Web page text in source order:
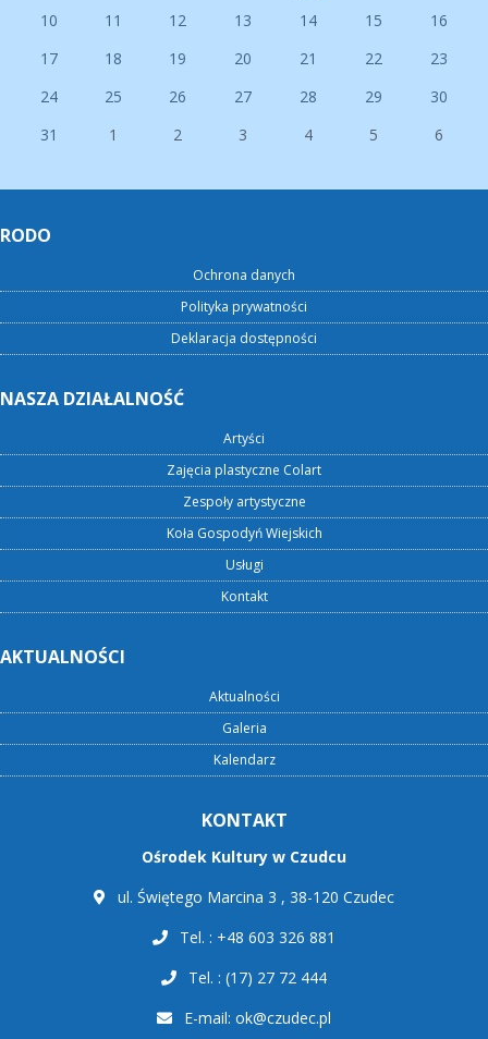
10
11 12 13 14 15
16
17
18 19 20 21 22
23
24
25 26 27 28 29
30
31
1 2 3 4 5 6
RODO
Ochrona danych
Polityka prywatności
Deklaracja dostępności
NASZA DZIAŁALNOŚĆ
Artyści
Zajęcia plastyczne Colart
Zespoły artystyczne
Koła Gospodyń Wiejskich
Usługi
Kontakt
AKTUALNOŚCI
Aktualności
Galeria
Kalendarz
KONTAKT
Ośrodek Kultury w Czudcu
ul. Świętego Marcina 3 , 38-120 Czudec
Tel. : +48 603 326 881
Tel. : (17) 27 72 444
E-mail: ok@czudec.pl